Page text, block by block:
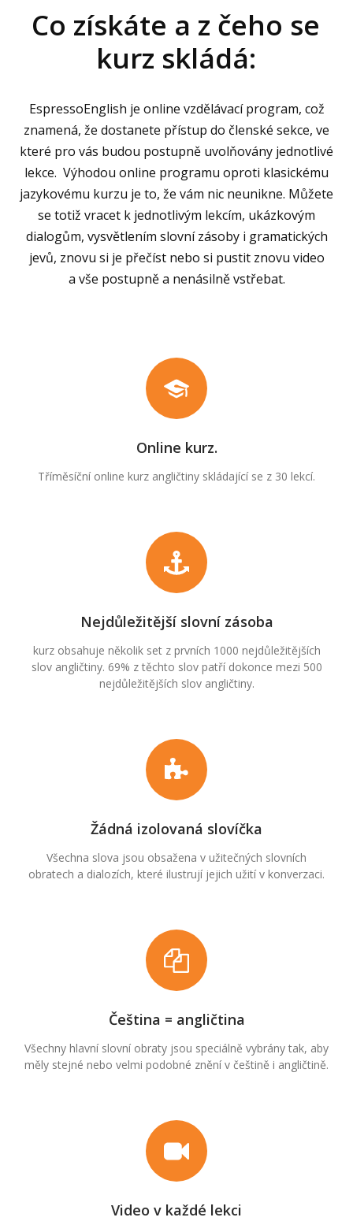
Co získáte a z čeho se
kurz skládá:
EspressoEnglish je online vzdělávací program, což
znamená, že dostanete přístup do členské sekce, ve
které pro vás budou postupně uvolňovány jednotlivé
lekce. Výhodou online programu oproti klasickému
jazykovému kurzu je to, že vám nic neunikne. Můžete
se totiž vracet k jednotlivým lekcím, ukázkovým
dialogům, vysvětlením slovní zásoby i gramatických
jevů, znovu si je přečíst nebo si pustit znovu video
a vše postupně a nenásilně vstřebat.
Online kurz.
Tříměsíční online kurz angličtiny skládající se z 30 lekcí.
Nejdůležitější slovní zásoba
kurz obsahuje několik set z prvních 1000 nejdůležitějších
slov angličtiny. 69% z těchto slov patří dokonce mezi 500
nejdůležitějších slov angličtiny.
Žádná izolovaná slovíčka
Všechna slova jsou obsažena v užitečných slovních
obratech a dialozích, které ilustrují jejich užití v konverzaci.
Čeština = angličtina
Všechny hlavní slovní obraty jsou speciálně vybrány tak, aby
měly stejné nebo velmi podobné znění v češtině i angličtině.
Video v každé lekci